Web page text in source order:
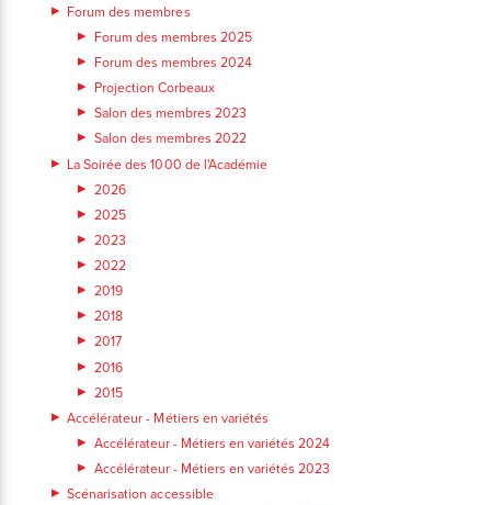
Forum des membres
Forum des membres 2025
Forum des membres 2024
Projection Corbeaux
Salon des membres 2023
Salon des membres 2022
La Soirée des 1000 de l'Académie
2026
2025
2023
2022
2019
2018
2017
2016
2015
Accélérateur - Métiers en variétés
Accélérateur - Métiers en variétés 2024
Accélérateur - Métiers en variétés 2023
Scénarisation accessible